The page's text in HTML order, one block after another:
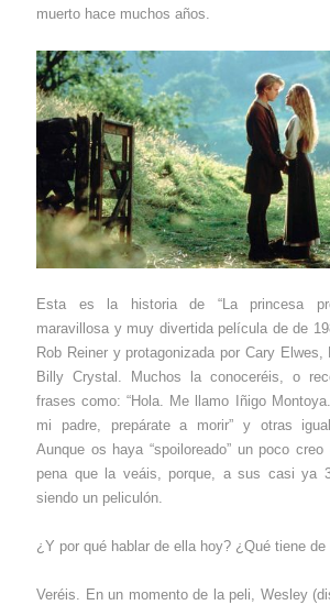
muerto hace muchos años.
Esta es la historia de “La princesa
maravillosa y muy divertida película de de
Rob Reiner y protagonizada por Cary Elwes,
Billy Crystal. Muchos la conoceréis, o
frases como: “Hola. Me llamo Iñigo
mi padre, prepárate a morir” y otras
Aunque os haya “spoiloreado” un poco
pena que la veáis, porque, a sus casi ya
siendo un peliculón.
¿Y por qué hablar de ella hoy? ¿Qué tiene de
Veréis. En un momento de la peli, Wesley